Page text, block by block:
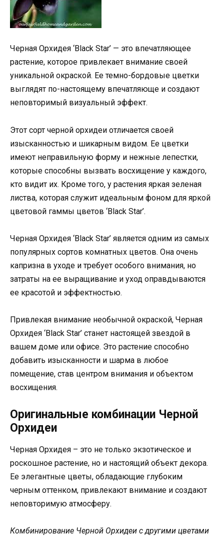
Черная Орхидея ‘Black Star’ — это впечатляющее
растение, которое привлекает внимание своей
уникальной окраской. Ее темно-бордовые цветки
выглядят по-настоящему впечатляюще и создают
неповторимый визуальный эффект.
Этот сорт черной орхидеи отличается своей
изысканностью и шикарным видом. Ее цветки
имеют неправильную форму и нежные лепестки,
которые способны вызвать восхищение у каждого,
кто видит их. Кроме того, у растения яркая зеленая
листва, которая служит идеальным фоном для яркой
цветовой гаммы цветов ‘Black Star’.
Черная Орхидея ‘Black Star’ является одним из самых
популярных сортов комнатных цветов. Она очень
капризна в уходе и требует особого внимания, но
затраты на ее выращивание и уход оправдываются
ее красотой и эффектностью.
Привлекая внимание необычной окраской, Черная
Орхидея ‘Black Star’ станет настоящей звездой в
вашем доме или офисе. Это растение способно
добавить изысканности и шарма в любое
помещение, став центром внимания и объектом
восхищения.
Оригинальные комбинации Черной
Орхидеи
Черная Орхидея – это не только экзотическое и
роскошное растение, но и настоящий объект декора.
Ее элегантные цветы, обладающие глубоким
черным оттенком, привлекают внимание и создают
неповторимую атмосферу.
Комбинирование Черной Орхидеи с другими цветами